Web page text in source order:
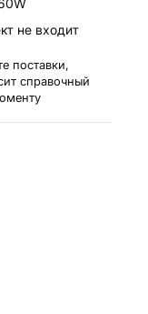
не входит
поставки,
справочный